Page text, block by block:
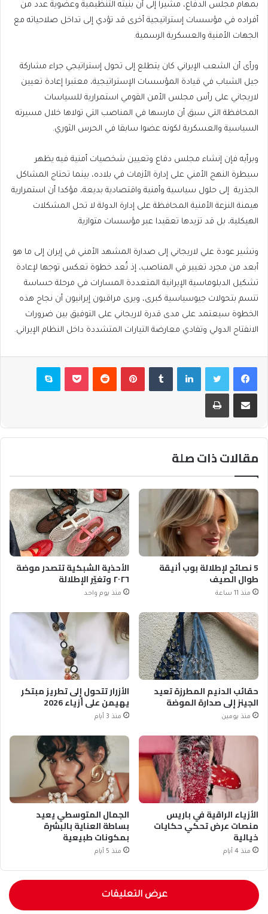
بمهام مجلس الدفاع، مشيرا إلى أن بنيته التنظيمية وعضوية عدد من
أفراده في مؤسسات إستراتيجية أخرى قد تؤدي إلى تداخل صلاحياته مع
الجهات الأمنية والعسكرية الرسمية.
ورأى أن الشعب الإيراني كان يتطلع إلى تحول إستراتيجي جراء مشاركة
جيل الشباب في قيادة المؤسسات الإستراتيجية، معتبرا إعادة تعيين
لاريجاني على رأس مجلس الأمن القومي استمرارية للسياسات
المحافظة التي سبق أن مارسها في المناصب التي تولاها خلال مسيرته
السياسية والعسكرية لكونه عضوا سابقا في الحرس الثوري.
وبرأيه فإن إنشاء مجلس دفاع وتعيين شخصيات أمنية فيه يظهر
سيطرة النهج الأمني على إدارة الأزمات في بلاده، بينما تحتاج المشاكل
الجذرية إلى حلول سياسية وأمنية واقتصادية بديعة، مؤكدا أن استمرارية
هيمنة النزعة الأمنية المحافظة على إدارة الدولة لا تحل المشكلات
الهيكلية، بل قد تزيدها تعقيدا عبر مؤسسات متوازية.
وتشير عودة علي لاريجاني إلى صدارة المشهد الأمني في إيران إلى ما هو
أبعد من مجرد تغيير في المناصب، إذ تُعد خطوة تعكس توجها لإعادة
تشكيل الدبلوماسية الإيرانية المتعددة المسارات في مرحلة حساسة
تتسم بتحولات جيوسياسية كبرى، ويرى مراقبون إيرانيون أن نجاح هذه
الخطوة سيعتمد على مدى قدرة لاريجاني على التوفيق بين ضرورات
الانفتاح الدولي وتفادي معارضة التيارات المتشددة داخل النظام الإيراني.
فيسبوكتويتر لينكدإن بينتيريست بوكيت سكايب
مشاركة عبر البريد طباعة
مقالات ذات صلة
5 نصائح لإطلالة بوب أنيقة
طوال الصيف
منذ 11 ساعة
الأحذية الشبكية تتصدر موضة
٢٠٢٦ وتغيّر الإطلالة
منذ يوم واحد
حقائب الدنيم المطرزة تعيد
الجينز إلى صدارة الموضة
منذ يومين
الأزرار تتحول إلى تطريز مبتكر
يهيمن على أزياء 2026
منذ 3 أيام
الأزياء الراقية في باريس
منصات عرض تحكي حكايات
خيالية
منذ 4 أيام
الجمال المتوسطي يعيد
بساطة العناية بالبشرة
بمكونات طبيعية
منذ 5 أيام
عرض التعليقات